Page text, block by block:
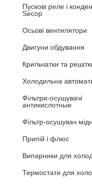
Пускові реле і
Secop
Осьові вентилятори
Двигуни обдування
Крильчатки та
Холодильна
Фільтри-осушувачі
антикислотные
Фільтр-осушувач
Припій і флюс
Випарники для
Термостати для